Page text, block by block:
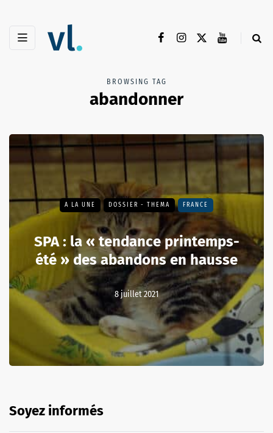
BROWSING TAG
abandonner
A LA UNE DOSSIER - THEMA FRANCE
SPA : la « tendance printemps-
été » des abandons en hausse
8 juillet 2021
Soyez informés